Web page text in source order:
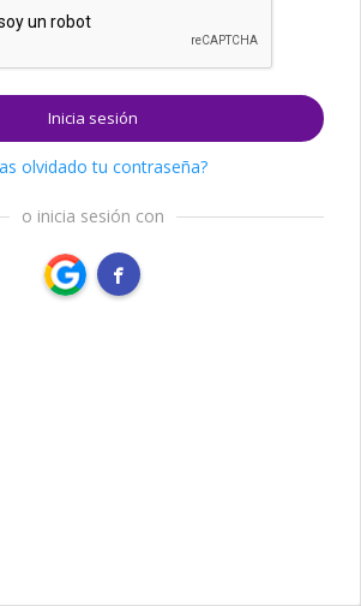
Inicia sesión
olvidado tu contraseña?
o inicia sesión con